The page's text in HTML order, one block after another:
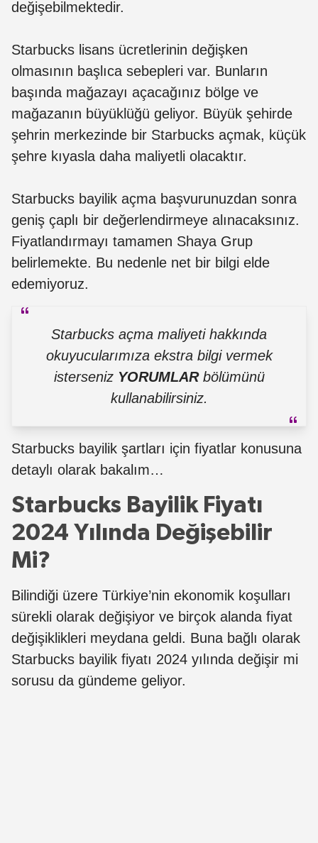
değişebilmektedir.
Starbucks lisans ücretlerinin değişken
olmasının başlıca sebepleri var. Bunların
başında mağazayı açacağınız bölge ve
mağazanın büyüklüğü geliyor. Büyük şehirde
şehrin merkezinde bir Starbucks açmak, küçük
şehre kıyasla daha maliyetli olacaktır.
Starbucks bayilik açma başvurunuzdan sonra
geniş çaplı bir değerlendirmeye alınacaksınız.
Fiyatlandırmayı tamamen Shaya Grup
belirlemekte. Bu nedenle net bir bilgi elde
edemiyoruz.
Starbucks açma maliyeti hakkında
okuyucularımıza ekstra bilgi vermek
isterseniz YORUMLAR bölümünü
kullanabilirsiniz.
Starbucks bayilik şartları için fiyatlar konusuna
detaylı olarak bakalım…
Starbucks Bayilik Fiyatı
2024 Yılında Değişebilir
Mi?
Bilindiği üzere Türkiye’nin ekonomik koşulları
sürekli olarak değişiyor ve birçok alanda fiyat
değişiklikleri meydana geldi. Buna bağlı olarak
Starbucks bayilik fiyatı 2024 yılında değişir mi
sorusu da gündeme geliyor.